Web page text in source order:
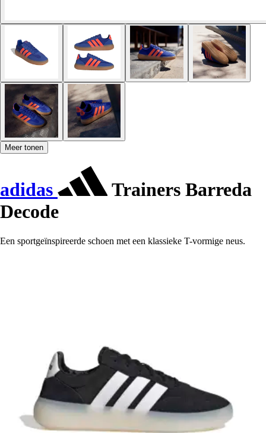
Meer tonen
adidas
Trainers Barreda
Decode
Een sportgeïnspireerde schoen met een klassieke T-vormige neus.